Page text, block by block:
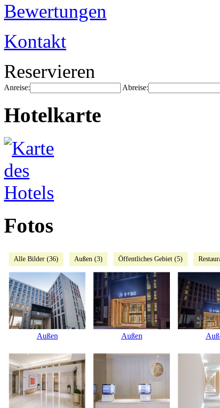
Bewertungen
Kontakt
Reservieren
Anreise: Abreise:
Hotelkarte
Fotos
Alle Bilder (36) Außen (3) Öffentliches Gebiet (5)
Außen Außen